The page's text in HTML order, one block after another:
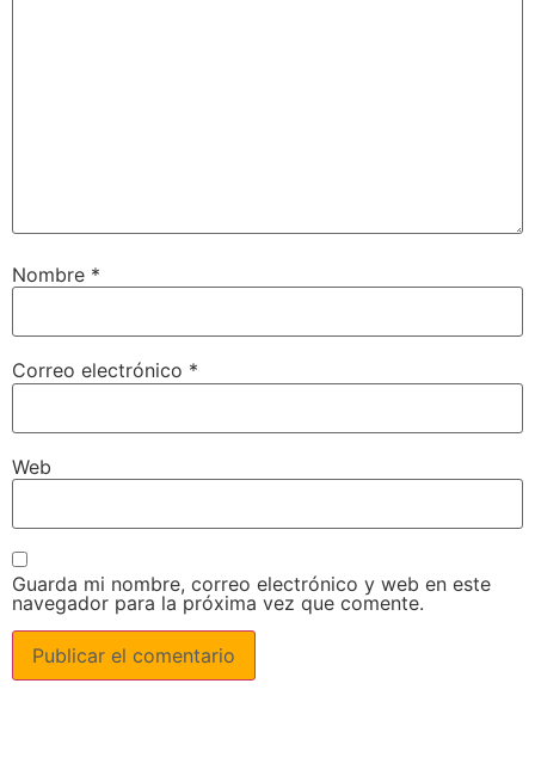
Nombre *
Correo electrónico *
Web
Guarda mi nombre, correo electrónico y web en este
navegador para la próxima vez que comente.